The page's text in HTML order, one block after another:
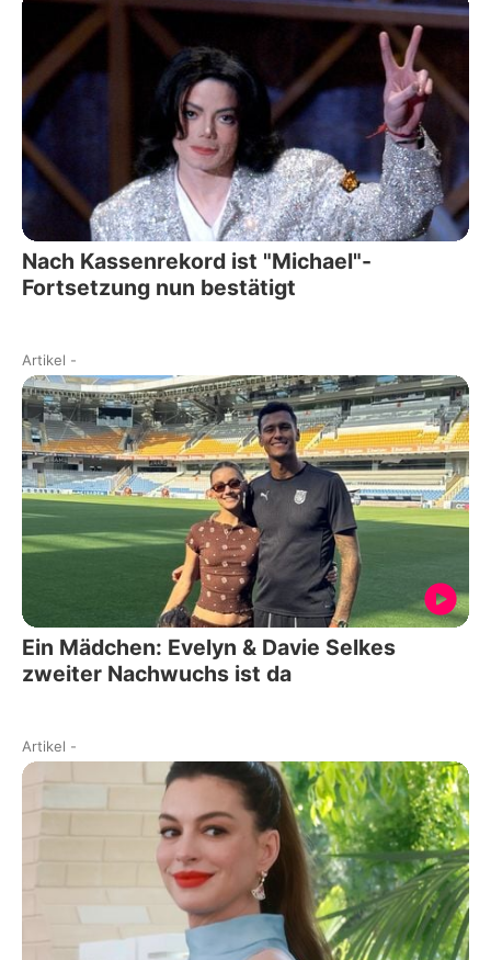
Nach Kassenrekord ist "Michael"-
Fortsetzung nun bestätigt
Artikel -
Ein Mädchen: Evelyn & Davie Selkes
zweiter Nachwuchs ist da
Artikel -